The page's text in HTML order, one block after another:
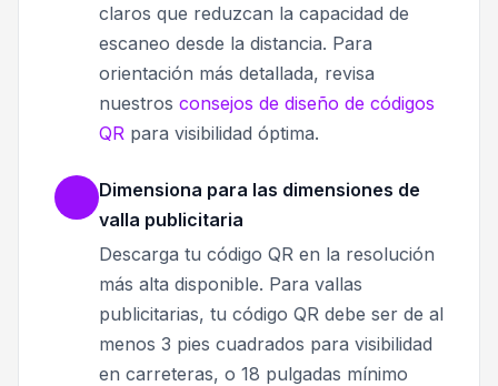
claros que reduzcan la capacidad de
escaneo desde la distancia. Para
orientación más detallada, revisa
nuestros consejos de diseño de códigos
QR para visibilidad óptima.
Dimensiona para las dimensiones de
valla publicitaria
Descarga tu código QR en la resolución
más alta disponible. Para vallas
publicitarias, tu código QR debe ser de al
menos 3 pies cuadrados para visibilidad
en carreteras, o 18 pulgadas mínimo